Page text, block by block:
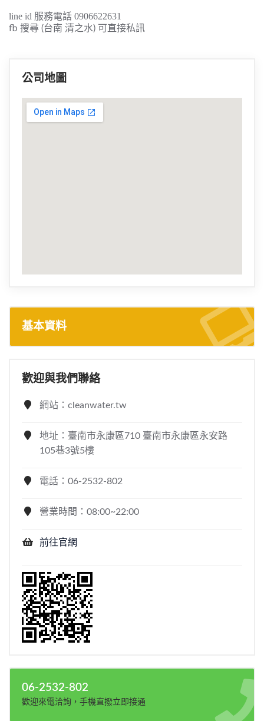
line id 服務電話 0906622631
fb 搜尋 (台南 清之水) 可直接私訊
公司地圖
基本資料
歡迎與我們聯絡
網站：cleanwater.tw
地址：臺南市永康區710 臺南市永康區永安路
105巷3號5樓
電話：06-2532-802
營業時間：08:00~22:00
前往官網
06-2532-802
歡迎來電洽詢，手機直撥立即接通